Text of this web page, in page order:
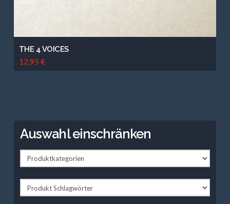
THE 4 VOICES
12,95 €
Auswahl einschränken